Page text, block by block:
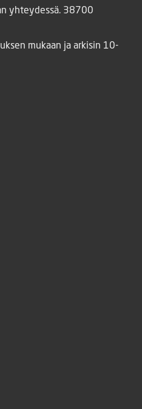
yhteydessä. 38700
mukaan ja arkisin 10-